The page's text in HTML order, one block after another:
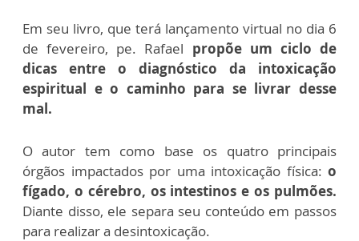
Em seu livro, que terá lançamento virtual no dia 6
de fevereiro, pe. Rafael propõe um ciclo de
dicas entre o diagnóstico da intoxicação
espiritual e o caminho para se livrar desse
mal.
O autor tem como base os quatro principais
órgãos impactados por uma intoxicação física: o
fígado, o cérebro, os intestinos e os pulmões.
Diante disso, ele separa seu conteúdo em passos
para realizar a desintoxicação.